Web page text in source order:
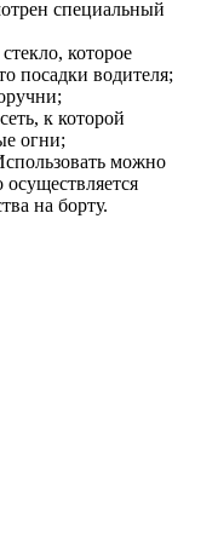
специальный
которое
посадки водителя;
к которой
огни;
можно
осуществляется
на борту.